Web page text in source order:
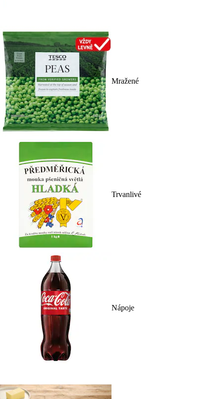
Mražené
Trvanlivé
Nápoje